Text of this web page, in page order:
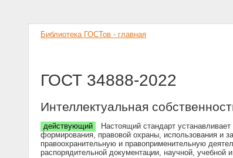
Библиотека ГОСТов - главная
ГОСТ 34888-2022
Интеллектуальная
действующий
Настоящий стандарт
формирования, правовой охраны, использования и
правоохранительную и правоприменительную
распорядительной документации, научной, учебной